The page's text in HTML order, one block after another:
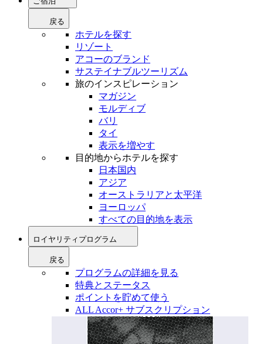
戻る
ホテルを探す
リゾート
アコーのブランド
サステイナブルツーリズム
旅のインスピレーション
マガジン
モルディブ
バリ
タイ
表示を増やす
目的地からホテルを探す
日本国内
アジア
オーストラリアと太平洋
ヨーロッパ
すべての目的地を表示
ロイヤリティプログラム
戻る
プログラムの詳細を見る
特典とステータス
ポイントを貯めて使う
ALL Accor+ サブスクリプション